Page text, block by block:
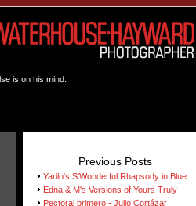
is on his mind.
Previous Posts
Yarilo's S'Wonderful Rhapsody in Blue
Edna & M's Versions of Yours Truly
Pectoral primero - Julio Cortázar